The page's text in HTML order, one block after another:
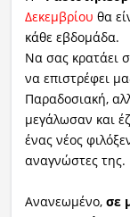
Δεκεμβρίου θα
κάθε εβδομάδα.
Να σας κρατάει
να επιστρέφει
Παραδοσιακή,
μεγάλωσαν και
ένας νέος
αναγνώστες της.
Ανανεωμένο, σε